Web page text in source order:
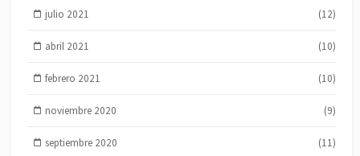
julio 2021 (12)
abril 2021 (10)
febrero 2021 (10)
noviembre 2020 (9)
septiembre 2020 (11)